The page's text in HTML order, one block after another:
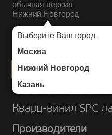
обычная версия
Нижний Новгород
Выберите Ваш город
Москва
Нижний Новгород
Казань
ИНТЕРНЕТ-МАГАЗИН НАПОЛЬНЫХ
Каталог/Кварц-винил SPC ламинат
Кварц-винил SPC
Производители